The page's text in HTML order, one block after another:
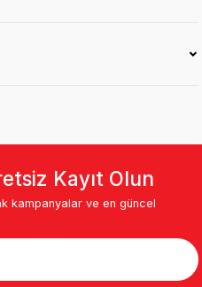
Kayıt Olun
kampanyalar ve en güncel